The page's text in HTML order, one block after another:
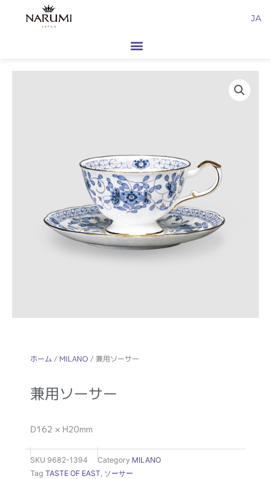
JA
ホーム / MILANO / 兼用ソーサー
兼用ソーサー
D162 × H20mm
SKU 9682-1394 Category MILANO
Tag TASTE OF EAST ソーサー